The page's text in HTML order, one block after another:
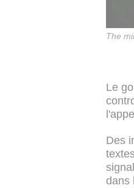
The
Le
Des
dans